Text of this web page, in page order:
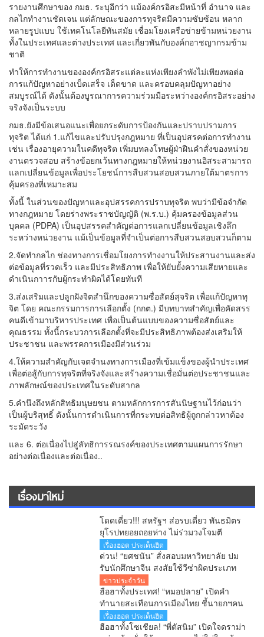
รายงานศึกษาของ กมธ. ระบุอีกว่า แม้องค์กรอิสะมีหน้าที่ อำนาจ และ
กลไกทำงานชัดเจน แต่ลักษณะของการทุจริตมีความซับซ้อน หลาก
หลายรูปแบบ ใช้เทคโนโลยีทันสมัย เชื่อมโยงเครือข่ายข้ามหน่วยงาน
ทั้งในประเทศและต่างประเทศ และเกี่ยวพันกับองค์กอาชญากรมข้าม
ชาติ
ทำให้การทำงานขององค์กรอิสระแต่ละแห่งเพียงลำพังไม่เพียงพอต่อ
การแก้ปัญหาอย่างเบ็ดเสร็จ เด็ดขาด และครอบคลุมปัญหาอย่าง
สมบูรณ์ได้ ดังนั้นต้องบูรณาการความร่วมมือระหว่างองค์กรอิสระอย่าง
จริงจังเป็นระบบ
กมธ.ยังมีข้อเสนอแนะเพื่อยกระดับการป้องกันและปราบปรามการ
ทุจริต ได้แก่ 1.แก้ไขและปรับปรุงกฎหมาย ที่เป็นอุปสรคต่อการทำงาน
เช่น เรื่องอายุความในคดีทุจริต เพิ่มบทลงโทษผู้ฝ่าฝืนคำสั่งของหน่วย
งานตรวจสอบ สร้างข้อยกเว้นทางกฎหมายให้หน่วยงานอิสระสามารถ
แลกเปลี่ยนข้อมูลเพื่อประโยชน์การสืบสวนสอบสวนภายใต้มาตรการ
คุ้มครองที่เหมาะสม
ทั้งนี้ ในส่วนของปัญหาและอุปสรรคการปราบทุจริต พบว่ามีข้อจำกัด
ทางกฎหมาย โดยร่างพระราชบัญญัติ (พ.ร.บ.) คุ้มครองข้อมูลส่วน
บุคคล (PDPA) เป็นอุปสรรคสำคัญต่อการแลกเปลี่ยนข้อมูลเชิงลึก
ระหว่างหน่วยงาน แม้เป็นข้อมูลที่จำเป็นต่อการสืบสวนสอบสวนก็ตาม
2.จัดทำกลไก ช่องทางการเชื่อมโยงการทำงงานให้ประสานงานและส่ง
ต่อข้อมูลที่รวดเร็ว และมีประสิทธิภาพ เพื่อให้ยับยั้งความเสียหายและ
ดำเนินกาารกับผู้กระทำผิดได้โดยทันที
3.ส่งเสริมและปลูกฝังจิตสำนึกของความซื่อสัตย์สุจริต เพื่อแก้ปัญหาทุ
จิต โดย คณะกรรมการการเลือกตั้ง (กกต.) มีบทบาทสำคัญเพื่อคัดสรร
คนดีเข้ามาบริหารประเทศ เพื่อเป็นต้นแบบของความซื่อสัตย์และ
คุณธรรม ทั้งนี้กระบวการเลือกตั้งที่จะมีประสิทธิภาพต้องส่งเสริมให้
ประชาชน และพรรคการเมืองมีส่วนร่วม
4.ให้ความสำคัญกับเจตจำนงทางการเมืองที่เข้มแข็งของผู้นำประเทศ
เพื่อต่อสู้กับการทุจริตที่จริงจังและสร้างความเชื่อมั่นต่อประชาชนและ
ภาพลักษณ์ของประเทศในระดับสากล
5.คำนึงถึงหลักสิทธิมนุษยชน ตามหลักการการสันนิษฐานไว้ก่อนว่า
เป็นผู้บริสุทธิ์ ดังนั้นการดำเนินการที่กระทบต่อสิทธิผู้ถูกกล่าวหาต้อง
ระมัดระวัง
และ 6. ต่อเนื่องไปสู่ลัทธิการรณรงค์ของประเทศตามแผนการรักษา
อย่างต่อเนื่องและต่อเนื่อง..
เรื่องมาใหม่
โดดเดี่ยว!!! สหรัฐฯ ส่อรบเดี่ยว พันธมิตร
ยุโรปทยอยถอยห่าง ไม่ร่วมวงโจมตี
อิหร่าน
เรื่องฮอต ประเด็นฮิต
ด่วน! “ยศชนัน” สั่งสอบมหาวิทยาลัย ปม
รับนักศึกษาจีน สงสัยใช้วีซ่าผิดประเภท
ลั่นพบจะเอาผิด
ข่าวประจำวัน
ฮือฮาทั้งประเทศ! “หมอปลาย” เปิดคำ
ทำนายสะเทือนการเมืองไทย ชี้นายกฯคน
ใหม่ หนุ่มหน้าใหม่ พรรคใหม่ โปรไฟล์
แกร่ง แบ็กแน่น ท่านยมบอก
เรื่องฮอต ประเด็นฮิต
ฮือฮาทั้งโซเชียล! “พี่ตัสนิม” เปิดใจดราม่า